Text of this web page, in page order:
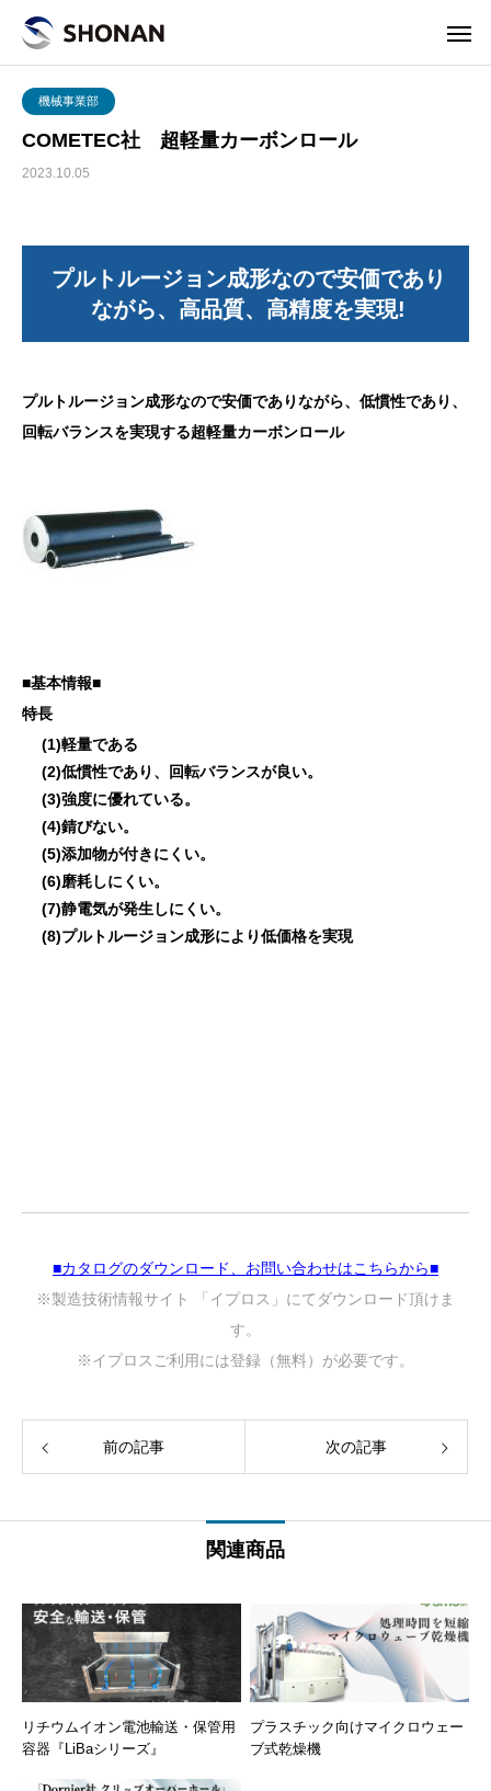
機械事業部
COMETEC社 超軽量カーボンロール
2023.10.05
プルトルージョン成形なので安価であり
ながら、高品質、高精度を実現!
プルトルージョン成形なので安価でありながら、低慣性であり、
回転バランスを実現する超軽量カーボンロール
■基本情報■
特長
(1)軽量である
(2)低慣性であり、回転バランスが良い。
(3)強度に優れている。
(4)錆びない。
(5)添加物が付きにくい。
(6)磨耗しにくい。
(7)静電気が発生しにくい。
(8)プルトルージョン成形により低価格を実現
■カタログのダウンロード、お問い合わせはこちらから■
※製造技術情報サイト 「イプロス」にてダウンロード頂けま
す。
※イプロスご利用には登録（無料）が必要です。
前の記事 次の記事
関連商品
リチウムイオン電池輸送・保管用
容器『LiBaシリーズ』
プラスチック向けマイクロウェー
ブ式乾燥機